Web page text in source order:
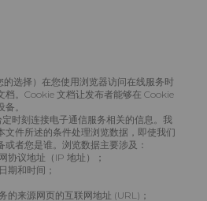
的选择）在您使用浏览器访问在线服务时
档。Cookie 文档让发布者能够在 Cookie
。
定时刻连接电子通信服务相关的信息。我
文件所述的条件处理浏览数据，即使我们
者您是谁。浏览数据主要涉及：
协议地址（IP 地址）；
期和时间；
的来源网页的互联网地址 (URL)；